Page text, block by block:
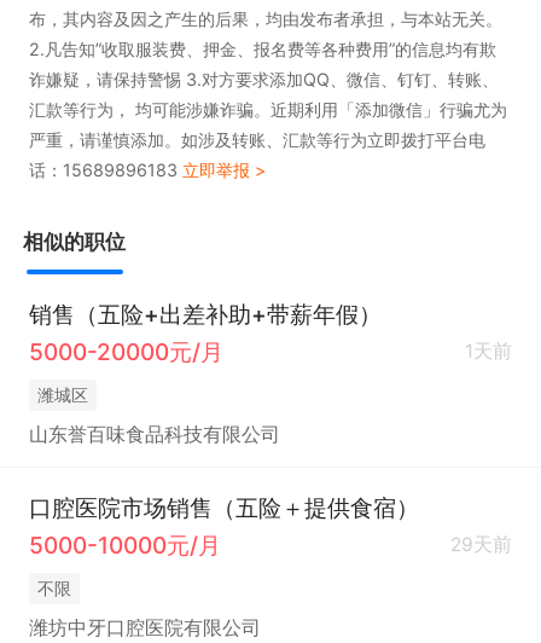
布，其内容及因之产生的后果，均由发布者承担，与本站无关。
2.凡告知”收取服装费、押金、报名费等各种费用”的信息均有欺
诈嫌疑，请保持警惕 3.对方要求添加QQ、微信、钉钉、转账、
汇款等行为， 均可能涉嫌诈骗。近期利用「添加微信」行骗尤为
严重，请谨慎添加。如涉及转账、汇款等行为立即拨打平台电
话：15689896183 立即举报 >
相似的职位
销售（五险+出差补助+带薪年假）
5000-20000元/月
1天前
潍城区
山东誉百味食品科技有限公司
口腔医院市场销售（五险＋提供食宿）
5000-10000元/月
29天前
不限
潍坊中牙口腔医院有限公司